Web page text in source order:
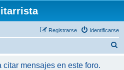
Identificarse
Registrarse
mensajes en este foro.